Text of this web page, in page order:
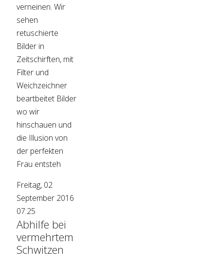
verneinen. Wir
sehen
retuschierte
Bilder in
Zeitschirften, mit
Filter und
Weichzeichner
beartbeitet Bilder
wo wir
hinschauen und
die Illusion von
der perfekten
Frau entsteh
Freitag, 02
September 2016
07:25
Abhilfe bei
vermehrtem
Schwitzen